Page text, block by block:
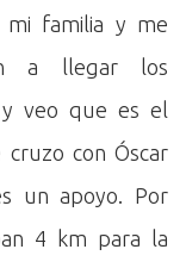
familia y me
a llegar los
veo que es el
con Óscar
un apoyo. Por
4 km para la